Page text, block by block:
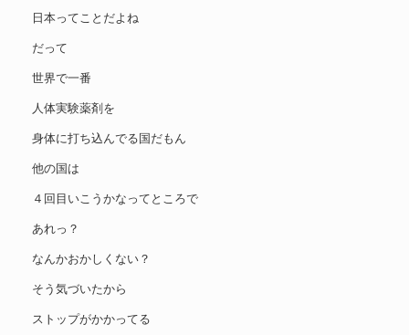
日本ってことだよね
だって
世界で一番
人体実験薬剤を
身体に打ち込んでる国だもん
他の国は
４回目いこうかなってところで
あれっ？
なんかおかしくない？
そう気づいたから
ストップがかかってる